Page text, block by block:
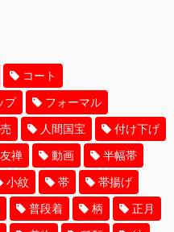
コート
プ フォーマル
人間国宝 付け下げ
禅 動画 半幅帯
小紋 帯 帯揚げ
普段着 柄 正月